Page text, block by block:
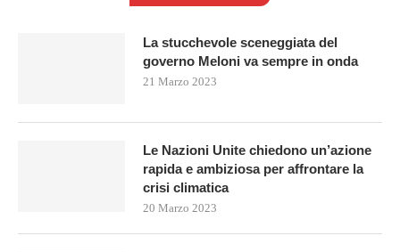
La stucchevole sceneggiata del
governo Meloni va sempre in onda
21 Marzo 2023
Le Nazioni Unite chiedono un’azione
rapida e ambiziosa per affrontare la
crisi climatica
20 Marzo 2023